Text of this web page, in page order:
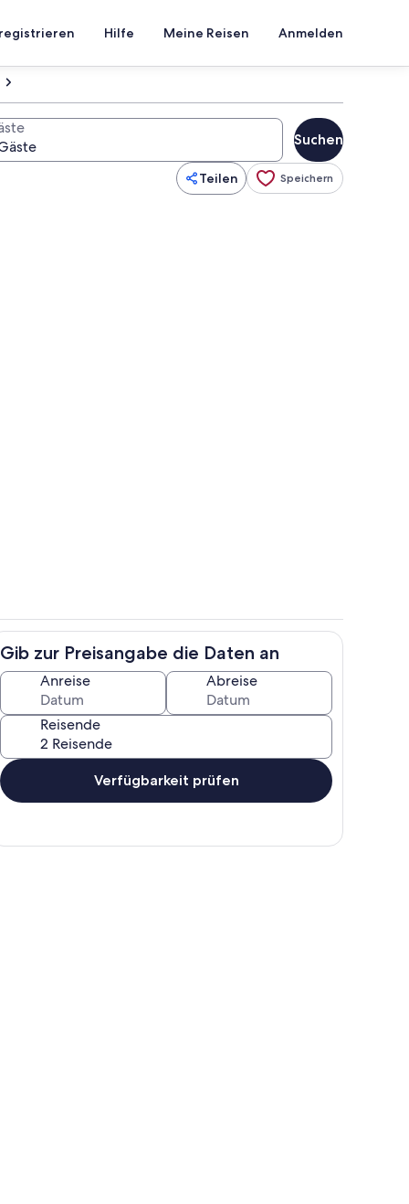
Hilfe Meine Reisen Anmelden
Suchen
Teilen Speichern
Kinderbereich
Gib zur Preisangabe die Daten an
Anreise Abreise
Reisende
Verfügbarkeit prüfen